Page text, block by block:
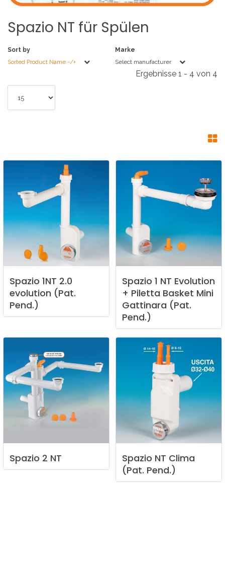
Spazio NT für Spülen
Sort by
Sorted Product Name -/+
Marke
Select manufacturer
Ergebnisse 1 - 4 von 4
Spazio 1NT 2.0
evolution (Pat.
Pend.)
Spazio 1 NT Evolution
+ Piletta Basket Mini
Gattinara (Pat.
Pend.)
Spazio 2 NT Spazio NT Clima
(Pat. Pend.)